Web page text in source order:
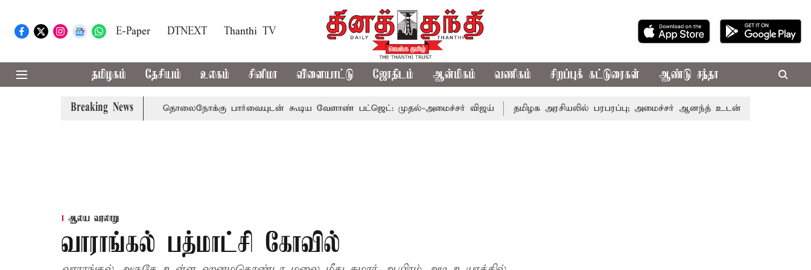
E-Paper DTNEXT Thanthi TV
தமிழகம் தேசியம் உலகம் சினிமா விளையாட்டு ஜோதிடம் ஆன்மிகம் வணிகம் சிறப்புக் கட்டுரைகள் ஆண்டு சந்தா
Breaking News
நீதிமன்றம் பிடிவாராண்ட் தொலைநோக்கு பார்வையுடன் கூடிய வேளாண் பட்ஜெட்: முதல்-அமைச்சர் விஜய் தமிழக அரசியலில் பரபரப்பு; அமைச்சர் ஆனந்த் உடன் சி.வி. சண்முகம்,
ஆலய வரலாறு
வாராங்கல் பத்மாட்சி கோவில்